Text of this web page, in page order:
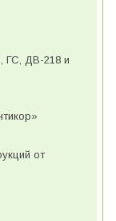
ГС, ДВ-218 и
от